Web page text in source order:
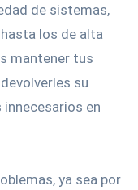
de sistemas,
los de alta
mantener tus
su
en
ya sea por